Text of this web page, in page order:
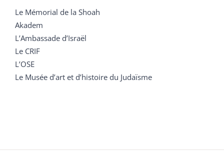
Le Mémorial de la Shoah
Akadem
L’Ambassade d’Israël
Le CRIF
L’OSE
Le Musée d’art et d’histoire du Judaïsme